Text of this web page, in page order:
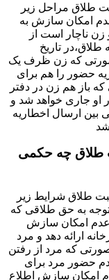
طلاق مراحل زیر
امکان سازش به
ناچار است از
تاریخ
که زن ظرف یک
حضور را هم برای
باز هم زن در دفتر
او جاری خواهد شد و
بین ارسال اخطاریه
طلاق چه حکمی
طلاق شرایط زیر
به حق طلاقی که
عدم امکان سازش
ارائه دهد و مرد
صورتی که مرد از رفتن
حضور مرد برای
امکان سازش اطلاع